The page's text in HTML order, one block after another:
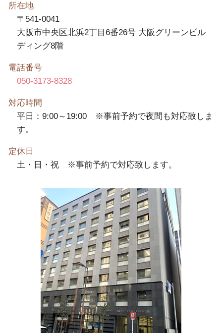
所在地
〒541-0041
大阪市中央区北浜2丁目6番26号 大阪グリーンビル
ディング8階
電話番号
050-3173-8328
対応時間
平日：9:00～19:00 ※事前予約で夜間も対応致しま
す。
定休日
土・日・祝 ※事前予約で対応致します。